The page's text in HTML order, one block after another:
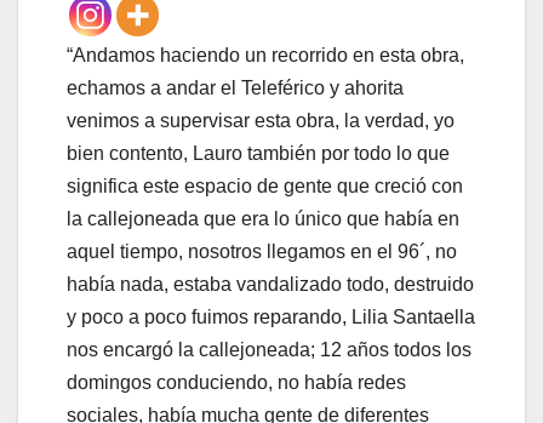
“Andamos haciendo un recorrido en esta obra,
echamos a andar el Teleférico y ahorita
venimos a supervisar esta obra, la verdad, yo
bien contento, Lauro también por todo lo que
significa este espacio de gente que creció con
la callejoneada que era lo único que había en
aquel tiempo, nosotros llegamos en el 96´, no
había nada, estaba vandalizado todo, destruido
y poco a poco fuimos reparando, Lilia Santaella
nos encargó la callejoneada; 12 años todos los
domingos conduciendo, no había redes
sociales, había mucha gente de diferentes